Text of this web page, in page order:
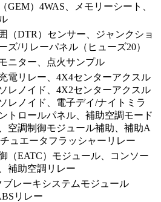
GEM）4WAS、メモリーシート、
（DTR）センサー、ジャンクショ
ズ/リレーパネル（ヒューズ20）
ニター、点火サンプル
電リレー、4X4センターアクスル
レノイド、4X2センターアクスル
レノイド、電子デイ/ナイトミラ
トロールパネル、補助空調モード
空調制御モジュール補助、補助A
ュエータフラッシャーリレー
（EATC）モジュール、コンソー
補助空調リレー
ブレーキシステムモジュール
リレー